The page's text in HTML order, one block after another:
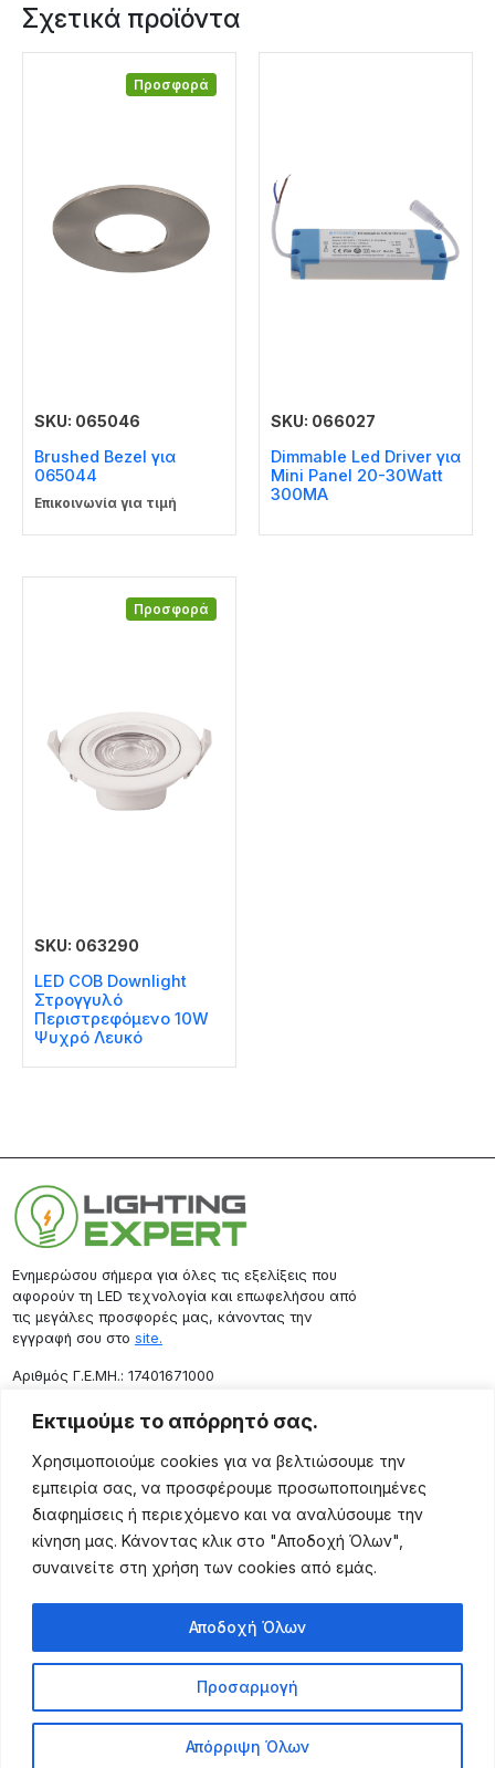
Εκτιμούμε το απόρρητό σας.
Χρησιμοποιούμε cookies για να βελτιώσουμε την
εμπειρία σας, να προσφέρουμε προσωποποιημένες
διαφημίσεις ή περιεχόμενο και να αναλύσουμε την
κίνηση μας. Κάνοντας κλικ στο "Αποδοχή Όλων",
συναινείτε στη χρήση των cookies από εμάς.
Προσαρμογή
Απόρριψη Όλων
Αποδοχή Όλων
Σχετικά προϊόντα
Προσφορά
SKU: 065046
Brushed Bezel για
065044
Επικοινωνία για τιμή
SKU: 066027
Dimmable Led Driver για
Mini Panel 20-30Watt
300MA
Προσφορά
SKU: 063290
LED COB Downlight
Στρογγυλό
Περιστρεφόμενο 10W
Ψυχρό Λευκό
Ενημερώσου σήμερα για όλες τις εξελίξεις που
αφορούν τη LED τεχνολογία και επωφελήσου από
τις μεγάλες προσφορές μας, κάνοντας την
εγγραφή σου στο site.
Aριθμός Γ.Ε.ΜΗ.: 17401671000
Επικοινωνία
Ρόδου 133, Αθήνα 10443
(+30) 211 725 5427
sales@lightingexpert.gr
Χρήσιμες Σελίδες
Προϊόντα
Τρόποι Αποστολής